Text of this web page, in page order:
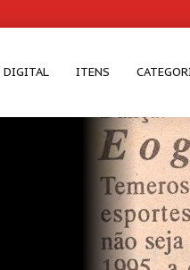
DIGITAL ITENS